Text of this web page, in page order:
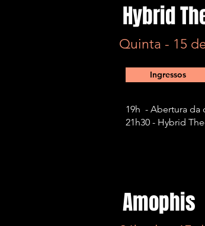
Hybrid
Quinta - 15
Ingressos
19h - Abertura da
21h30 - Hybrid
Amophis